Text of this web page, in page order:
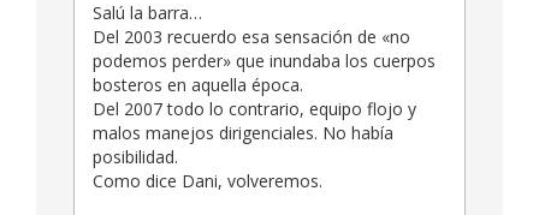
Salú la barra…
Del 2003 recuerdo esa sensación de «no
podemos perder» que inundaba los cuerpos
bosteros en aquella época.
Del 2007 todo lo contrario, equipo flojo y
malos manejos dirigenciales. No había
posibilidad.
Como dice Dani, volveremos.